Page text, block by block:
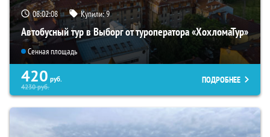
08:02:06 Купили:9
Автобусный тур в Выборг от туроператора «ХохломаТур»
Сенная площадь
420 руб.
4230руб.
ПОДРОБНЕЕ